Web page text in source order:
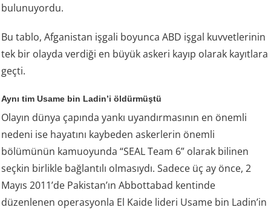
bulunuyordu.
Bu tablo, Afganistan işgali boyunca ABD işgal kuvvetlerinin
tek bir olayda verdiği en büyük askeri kayıp olarak kayıtlara
geçti.
Aynı tim Usame bin Ladin’i öldürmüştü
Olayın dünya çapında yankı uyandırmasının en önemli
nedeni ise hayatını kaybeden askerlerin önemli
bölümünün kamuoyunda “SEAL Team 6” olarak bilinen
seçkin birlikle bağlantılı olmasıydı. Sadece üç ay önce, 2
Mayıs 2011’de Pakistan’ın Abbottabad kentinde
düzenlenen operasyonla El Kaide lideri Usame bin Ladin’in